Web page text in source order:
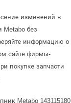
изменений в
Metabo без
информацию о
сайте фирмы-
покупке запчасти
Metabo 143115180